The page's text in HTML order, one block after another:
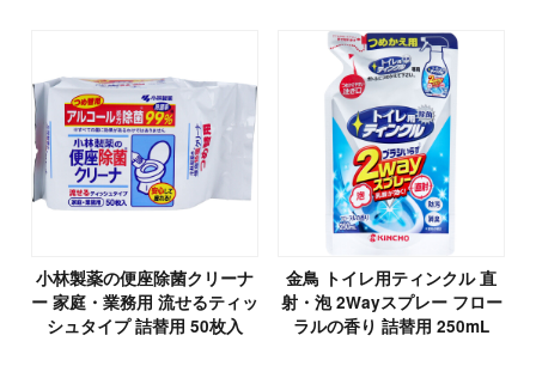
小林製薬の便座除菌クリーナ
ー 家庭・業務用 流せるティッ
シュタイプ 詰替用 50枚入
金鳥 トイレ用ティンクル 直
射・泡 2Wayスプレー フロー
ラルの香り 詰替用 250mL